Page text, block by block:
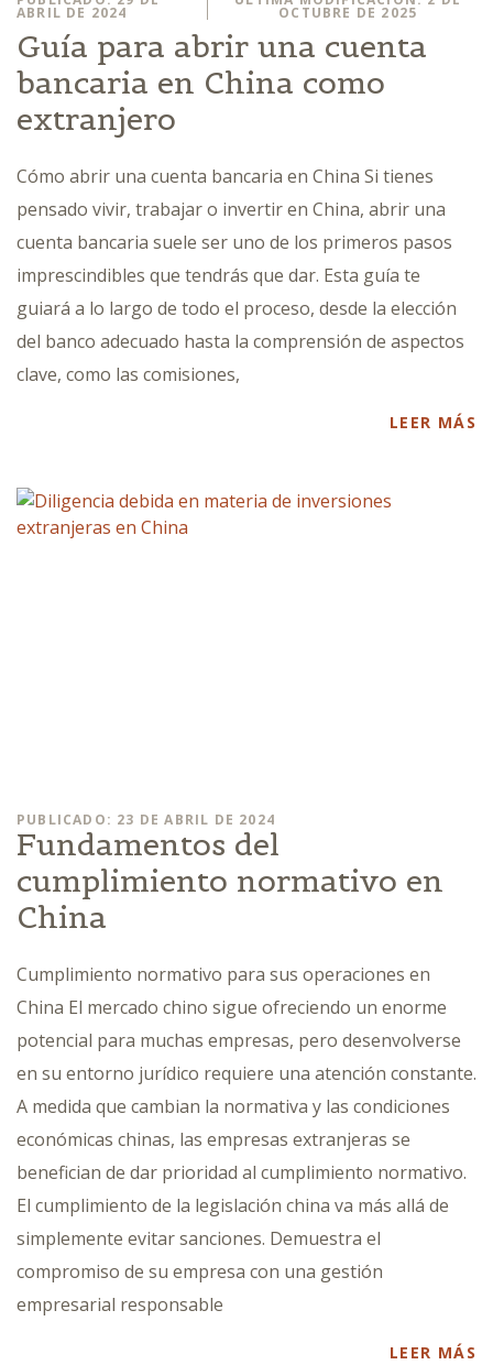
ABRIL DE 2024 OCTUBRE DE 2025
Guía para abrir una cuenta
bancaria en China como
extranjero
Cómo abrir una cuenta bancaria en China Si tienes
pensado vivir, trabajar o invertir en China, abrir una
cuenta bancaria suele ser uno de los primeros pasos
imprescindibles que tendrás que dar. Esta guía te
guiará a lo largo de todo el proceso, desde la elección
del banco adecuado hasta la comprensión de aspectos
clave, como las comisiones,
LEER MÁS
PUBLICADO: 23 DE ABRIL DE 2024
Fundamentos del
cumplimiento normativo en
China
Cumplimiento normativo para sus operaciones en
China El mercado chino sigue ofreciendo un enorme
potencial para muchas empresas, pero desenvolverse
en su entorno jurídico requiere una atención constante.
A medida que cambian la normativa y las condiciones
económicas chinas, las empresas extranjeras se
benefician de dar prioridad al cumplimiento normativo.
El cumplimiento de la legislación china va más allá de
simplemente evitar sanciones. Demuestra el
compromiso de su empresa con una gestión
empresarial responsable
LEER MÁS